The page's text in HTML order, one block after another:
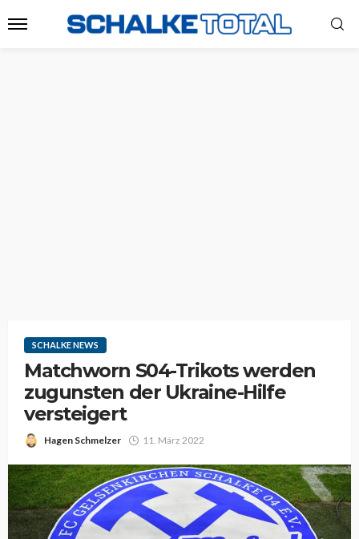
SCHALKE NEWS
Matchworn S04-Trikots werden
zugunsten der Ukraine-Hilfe
versteigert
Hagen Schmelzer 11. März 2022